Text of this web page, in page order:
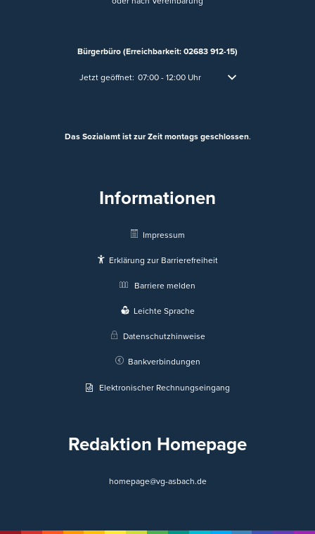
Bürgerbüro (Erreichbarkeit: 02683 912-15)
Klicken, um weitere Öffnungs- oder Schließzeiten
Jetzt geöffnet: 07:00- 12:00Uhr Von 07:00 bis 12:00 Uhr
Das Sozialamt ist zur Zeit montags geschlossen.
Informationen
Impressum
Erklärung zur Barrierefreiheit
Barriere melden
Leichte Sprache
Datenschutzhinweise
Bankverbindungen
Elektronischer Rechnungseingang
Redaktion Homepage
homepage@vg-asbach.de